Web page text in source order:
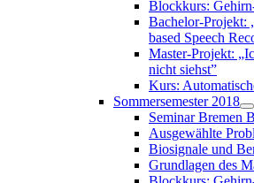
Blockkurs:
Bachelor-Projekt:
based Speech
Master-Projekt:
nicht siehst”
Kurs:
Sommersemester 2018
Seminar Bremen
Ausgewählte
Biosignale und
Grundlagen des